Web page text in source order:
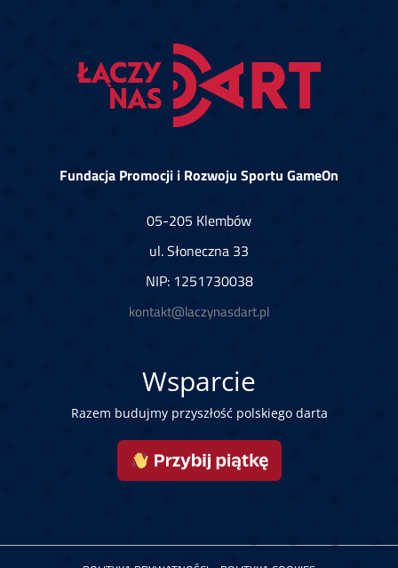
Fundacja Promocji i Rozwoju Sportu GameOn
05-205 Klembów
ul. Słoneczna 33
NIP: 1251730038
kontakt@laczynasdart.pl
Wsparcie
Razem budujmy przyszłość polskiego darta